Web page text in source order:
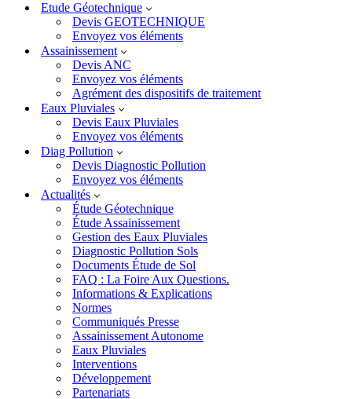
Etude Géotechnique
Devis GEOTECHNIQUE
Envoyez vos éléments
Assainissement
Devis ANC
Envoyez vos éléments
Agrément des dispositifs de traitement
Eaux Pluviales
Devis Eaux Pluviales
Envoyez vos éléments
Diag Pollution
Devis Diagnostic Pollution
Envoyez vos éléments
Actualités
Étude Géotechnique
Étude Assainissement
Gestion des Eaux Pluviales
Diagnostic Pollution Sols
Documents Étude de Sol
FAQ : La Foire Aux Questions.
Informations & Explications
Normes
Communiqués Presse
Assainissement Autonome
Eaux Pluviales
Interventions
Développement
Partenariats